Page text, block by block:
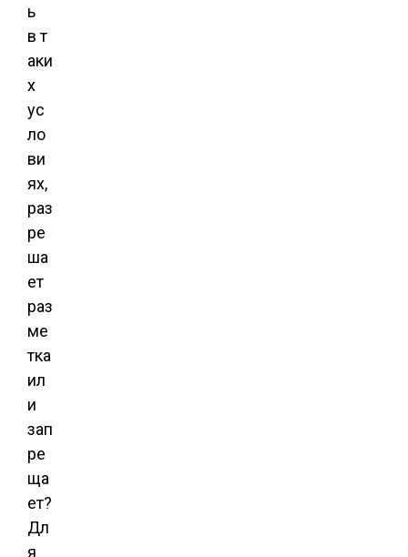
ь
в т
аки
х
ус
ло
ви
ях,
раз
ре
ша
ет
раз
ме
тка
ил
и
зап
ре
ща
ет?
Дл
я